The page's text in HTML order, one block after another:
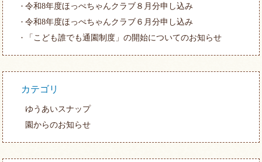
令和8年度ほっぺちゃんクラブ８月分申し込み
令和8年度ほっぺちゃんクラブ６月分申し込み
「こども誰でも通園制度」の開始についてのお知らせ
カテゴリ
ゆうあいスナップ
園からのお知らせ